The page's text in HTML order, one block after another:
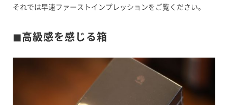
それでは早速ファーストインプレッションをご覧ください。
◼︎高級感を感じる箱